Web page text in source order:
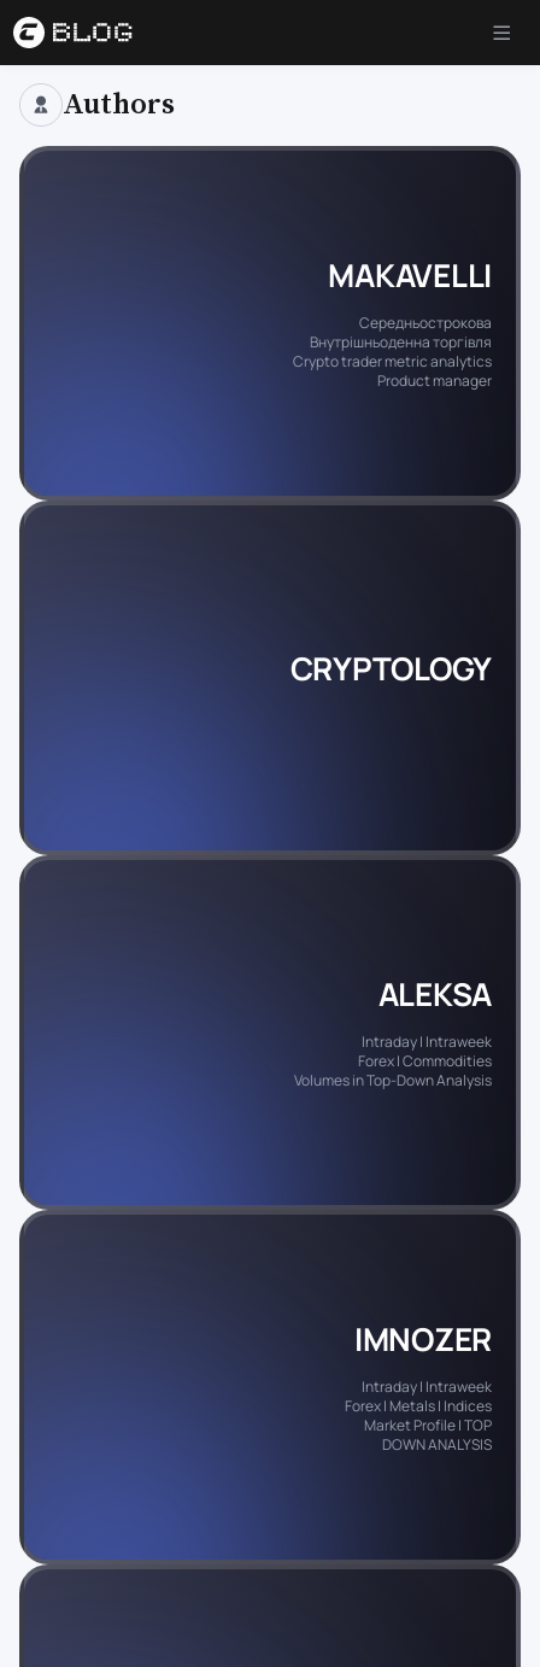
Authors
MAKAVELLI
Середньострокова
Внутрішньоденна торгівля
Crypto trader metric analytics
Product manager
CRYPTOLOGY
ALEKSA
Intraday | Intraweek
Forex | Commodities
Volumes in Top-Down Analysis
IMNOZER
Intraday | Intraweek
Forex | Metals | Indices
Market Profile | TOP
DOWN ANALYSIS